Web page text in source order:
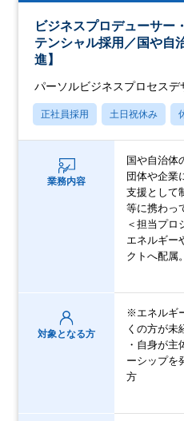
ビジネスプロデューサー
テンシャル採用／国や自
進】
パーソルビジネスプロセスデ
正社員採用 土日祝休み
業務内容
国や自治体
団体や企業
支援として
等に携わっ
＜担当プロ
エネルギー
クトへ配属。
対象となる方
※エネルギ
くの方が未
・自身が
ーシップを
方